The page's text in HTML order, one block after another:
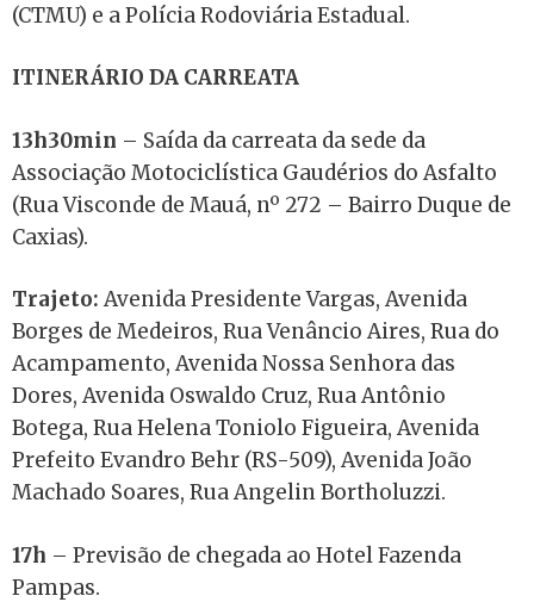
(CTMU) e a Polícia Rodoviária Estadual.
ITINERÁRIO DA CARREATA
13h30min – Saída da carreata da sede da
Associação Motociclística Gaudérios do Asfalto
(Rua Visconde de Mauá, nº 272 – Bairro Duque de
Caxias).
Trajeto: Avenida Presidente Vargas, Avenida
Borges de Medeiros, Rua Venâncio Aires, Rua do
Acampamento, Avenida Nossa Senhora das
Dores, Avenida Oswaldo Cruz, Rua Antônio
Botega, Rua Helena Toniolo Figueira, Avenida
Prefeito Evandro Behr (RS-509), Avenida João
Machado Soares, Rua Angelin Bortholuzzi.
17h – Previsão de chegada ao Hotel Fazenda
Pampas.